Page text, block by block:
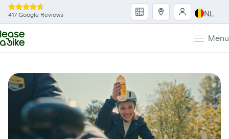
417 Google Reviews NL
Menu